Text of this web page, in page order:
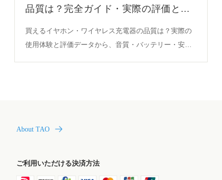
品質は？完全ガイド・実際の評価と選
買えるイヤホン・ワイヤレス充電器の品質は？実際の
使用体験と評価データから、音質・バッテリー・安定
About TAO
ご利用いただける決済方法